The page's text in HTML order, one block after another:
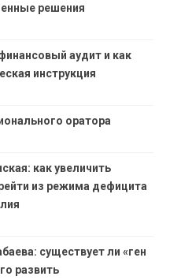
решения
аудит и как
инструкция
оратора
как увеличить
из режима дефицита
существует ли «ген
развить